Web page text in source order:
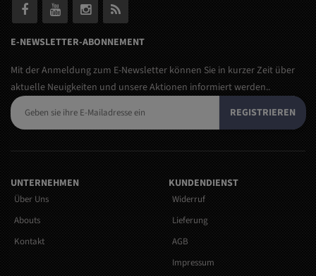
E-NEWSLETTER-ABONNEMENT
Mit der Anmeldung zum E-Newsletter können Sie in kurzer Zeit über
aktuelle Neuigkeiten und unsere Aktionen informiert werden..
REGISTRIEREN
UNTERNEHMEN
Über Uns
Abouts
Kontakt
KUNDENDIENST
Widerruf
Lieferung
AGB
Impressum